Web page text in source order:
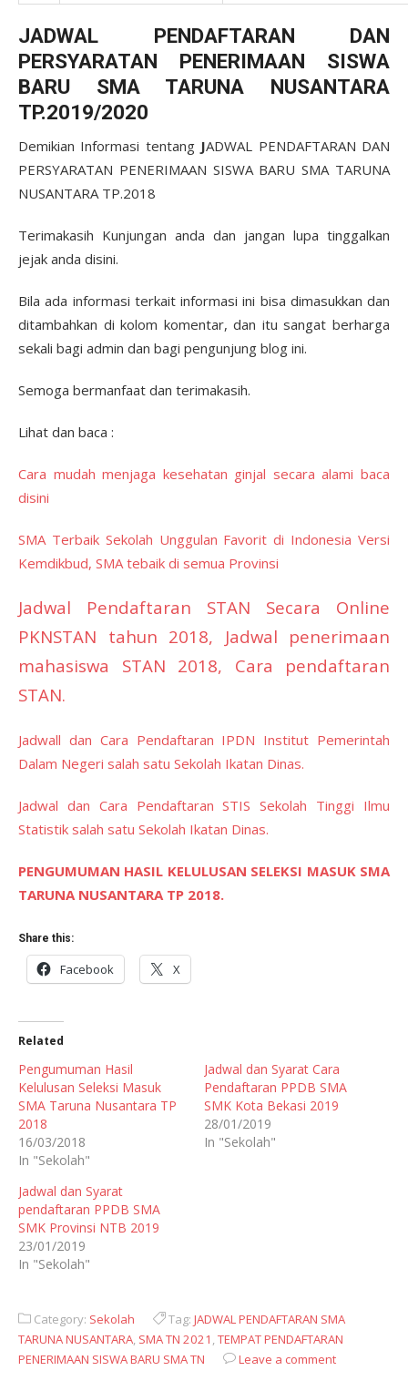
JADWAL PENDAFTARAN DAN
PERSYARATAN PENERIMAAN SISWA
BARU SMA TARUNA NUSANTARA
TP.2019/2020
Demikian Informasi tentang JADWAL PENDAFTARAN DAN
PERSYARATAN PENERIMAAN SISWA BARU SMA TARUNA
NUSANTARA TP.2018
Terimakasih Kunjungan anda dan jangan lupa tinggalkan
jejak anda disini.
Bila ada informasi terkait informasi ini bisa dimasukkan dan
ditambahkan di kolom komentar, dan itu sangat berharga
sekali bagi admin dan bagi pengunjung blog ini.
Semoga bermanfaat dan terimakasih.
Lihat dan baca :
Cara mudah menjaga kesehatan ginjal secara alami baca
disini
SMA Terbaik Sekolah Unggulan Favorit di Indonesia Versi
Kemdikbud, SMA tebaik di semua Provinsi
Jadwal Pendaftaran STAN Secara Online
PKNSTAN tahun 2018, Jadwal penerimaan
mahasiswa STAN 2018, Cara pendaftaran
STAN.
Jadwall dan Cara Pendaftaran IPDN Institut Pemerintah
Dalam Negeri salah satu Sekolah Ikatan Dinas.
Jadwal dan Cara Pendaftaran STIS Sekolah Tinggi Ilmu
Statistik salah satu Sekolah Ikatan Dinas.
PENGUMUMAN HASIL KELULUSAN SELEKSI MASUK SMA
TARUNA NUSANTARA TP 2018.
Share this:
Facebook X
Related
Pengumuman Hasil
Kelulusan Seleksi Masuk
SMA Taruna Nusantara TP
2018
16/03/2018
In "Sekolah"
Jadwal dan Syarat Cara
Pendaftaran PPDB SMA
SMK Kota Bekasi 2019
28/01/2019
In "Sekolah"
Jadwal dan Syarat
pendaftaran PPDB SMA
SMK Provinsi NTB 2019
23/01/2019
In "Sekolah"
Category: Sekolah Tag: JADWAL PENDAFTARAN SMA
TARUNA NUSANTARA, SMA TN 2021 ,TEMPAT PENDAFTARAN
PENERIMAAN SISWA BARU SMA TN
Leave a comment